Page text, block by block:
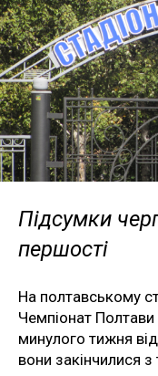
Підсумки
першості
На полтавському
Чемпіонат
минулого тижня
вони закінчилися